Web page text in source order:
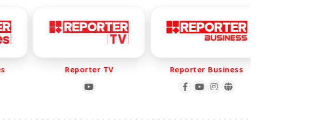
Reporter TV Reporter Business